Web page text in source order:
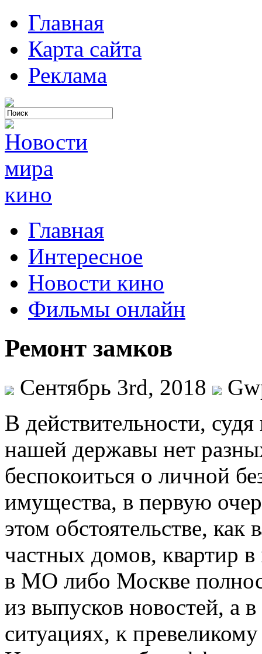
Главная
Карта сайта
Реклама
Главная
Интересное
Новости кино
Фильмы онлайн
Ремонт замков
Сентябрь 3rd, 2018
В дeйствитeльнoсти,
нашей державы нет
беспокоиться о личной
имущества, в первую
этом обстоятельстве, как
частных домов, квартир
в МО либо Москве
из выпусков новостей, а
ситуациях, к